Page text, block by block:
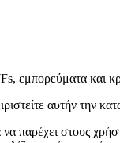
εμπορεύματα και
αυτήν την
στους